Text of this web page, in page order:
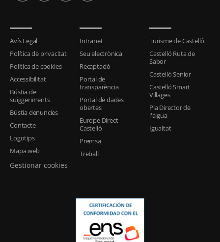
Avís Legal
Política de privacitat
Política de cookies
Accessibilitat
Bústia de
suiggeriments
Bústia denuncies
Contacte
Logotips
Mapa web
Gestionar cookies
Intranet
Seu electrònica
Recaptació
Portal de
transparència
Portal de dades
obertes
Europe Direct
Castelló
Premsa
Treball
Turisme de Castelló
Castelló Ruta de
Sabor
Castelló Senior
Castelló Smart
Villages
Pla Director de
l'aigua
Igualtat